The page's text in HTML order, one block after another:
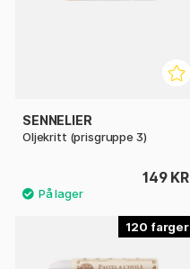
SENNELIER
Oljekritt (prisgruppe 3)
149 KR
120